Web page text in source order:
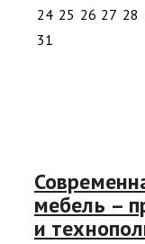
24 25 26 27 28
31
мебель –
и